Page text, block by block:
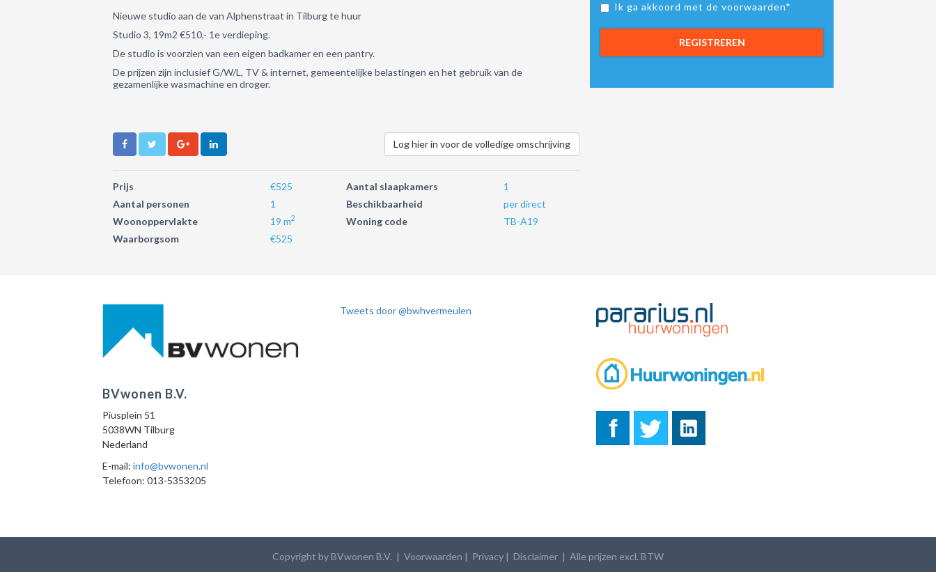
Ik ga akkoord met de voorwaarden*
REGISTREREN
Nieuwe studio aan de van Alphenstraat in Tilburg te huur
Studio 3, 19m2 €510,- 1e verdieping.
De studio is voorzien van een eigen badkamer en een pantry.
De prijzen zijn inclusief G/W/L, TV & internet, gemeentelijke belastingen en het gebruik van de
gezamenlijke wasmachine en droger.
Log hier in voor de volledige omschrijving
Prijs €525 Aantal slaapkamers
1
Aantal personen
1 Beschikbaarheid
per direct
Woonoppervlakte
19 m2 Woning code
TB-A19
Waarborgsom
€525
BVwonen B.V.
Piusplein 51
5038WN Tilburg
Nederland
E-mail: info@bvwonen.nl
Telefoon: 013-5353205
Tweets door @bwhvermeulen
Copyright by BVwonen B.V. | Voorwaarden | Privacy | Disclaimer | Alle prijzen excl. BTW